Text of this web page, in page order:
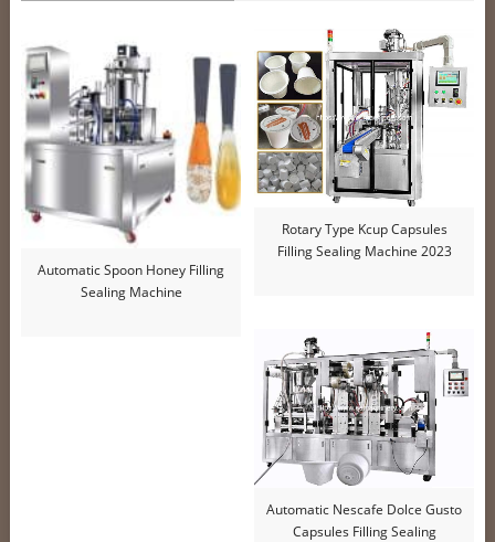
Automatic Spoon Honey Filling
Sealing Machine
Rotary Type Kcup Capsules
Filling Sealing Machine 2023
Automatic Nescafe Dolce Gusto
Capsules Filling Sealing